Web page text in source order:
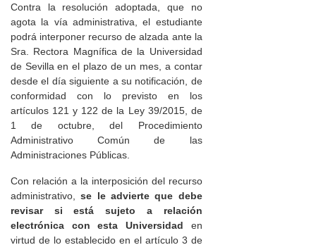
Contra la resolución adoptada, que no
agota la vía administrativa, el estudiante
podrá interponer recurso de alzada ante la
Sra. Rectora Magnífica de la Universidad
de Sevilla en el plazo de un mes, a contar
desde el día siguiente a su notificación, de
conformidad con lo previsto en los
artículos 121 y 122 de la Ley 39/2015, de
1 de octubre, del Procedimiento
Administrativo Común de las
Administraciones Públicas.
Con relación a la interposición del recurso
administrativo,se le advierte que debe
revisar si está sujeto a relación
electrónica con esta Universidad en
virtud de lo establecido en el artículo 3 de